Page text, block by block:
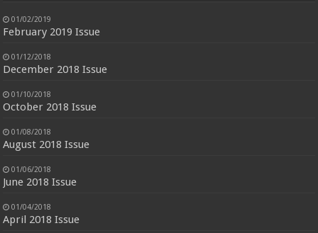
01/02/2019
February 2019 Issue
01/12/2018
December 2018 Issue
01/10/2018
October 2018 Issue
01/08/2018
August 2018 Issue
01/06/2018
June 2018 Issue
01/04/2018
April 2018 Issue